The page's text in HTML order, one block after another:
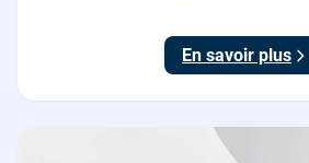
et posée par nos plombiers.
En savoir plus